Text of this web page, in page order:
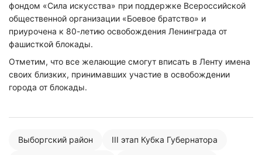
фондом «Сила искусства» при поддержке Всероссийской
общественной организации «Боевое братство» и
приурочена к 80-летию освобождения Ленинграда от
фашисткой блокады.
Отметим, что все желающие смогут вписать в Ленту имена
своих близких, принимавших участие в освобождении
города от блокады.
Выборгский район III этап Кубка Губернатора